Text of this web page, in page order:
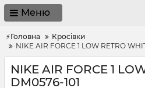
Меню
⚡Головна
Кросівки
NIKE AIR FORCE 1 LOW RETRO
NIKE AIR FORCE 1
DM0576-101